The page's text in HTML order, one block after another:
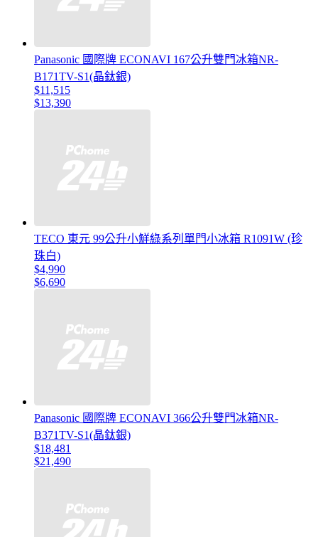
Panasonic 國際牌 ECONAVI 167公升雙門冰箱NR-
B171TV-S1(晶鈦銀)
$11,515
$13,390
TECO 東元 99公升小鮮綠系列單門小冰箱 R1091W (珍
珠白)
$4,990
$6,690
Panasonic 國際牌 ECONAVI 366公升雙門冰箱NR-
B371TV-S1(晶鈦銀)
$18,481
$21,490